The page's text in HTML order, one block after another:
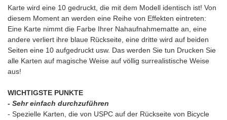
Karte wird eine 10 gedruckt, die mit dem Modell identisch ist! Von
diesem Moment an werden eine Reihe von Effekten eintreten:
Eine Karte nimmt die Farbe Ihrer Nahaufnahmematte an, eine
andere verliert ihre blaue Rückseite, eine dritte wird auf beiden
Seiten eine 10 aufgedruckt usw. Das werden Sie tun Drucken Sie
alle Karten auf magische Weise auf völlig surrealistische Weise
aus!
WICHTIGSTE PUNKTE
- Sehr einfach durchzuführen
- Spezielle Karten, die von USPC auf der Rückseite von Bicycle